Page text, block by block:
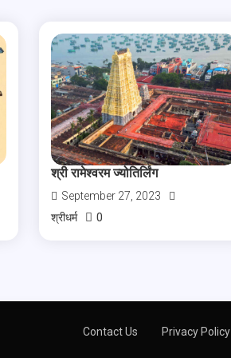
श्री रामेश्वरम ज्योतिर्लिंग
September 27, 2023
श्रीधर्म
0
Contact Us Privacy Policy